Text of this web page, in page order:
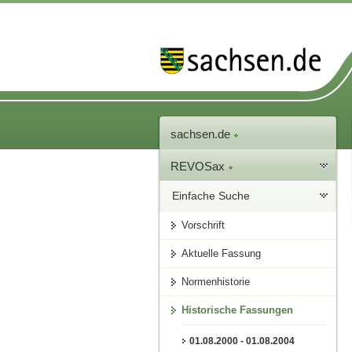
sachsen.de
REVOSax
Einfache Suche
Vorschrift
Aktuelle Fassung
Normenhistorie
Historische Fassungen
01.08.2000 - 01.08.2004